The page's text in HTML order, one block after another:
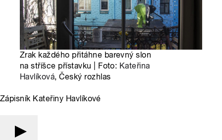
Zrak každého přitáhne barevný slon
na stříšce přístavku | Foto: Kateřina
Havlíková, Český rozhlas
Zápisník Kateřiny Havlíkové